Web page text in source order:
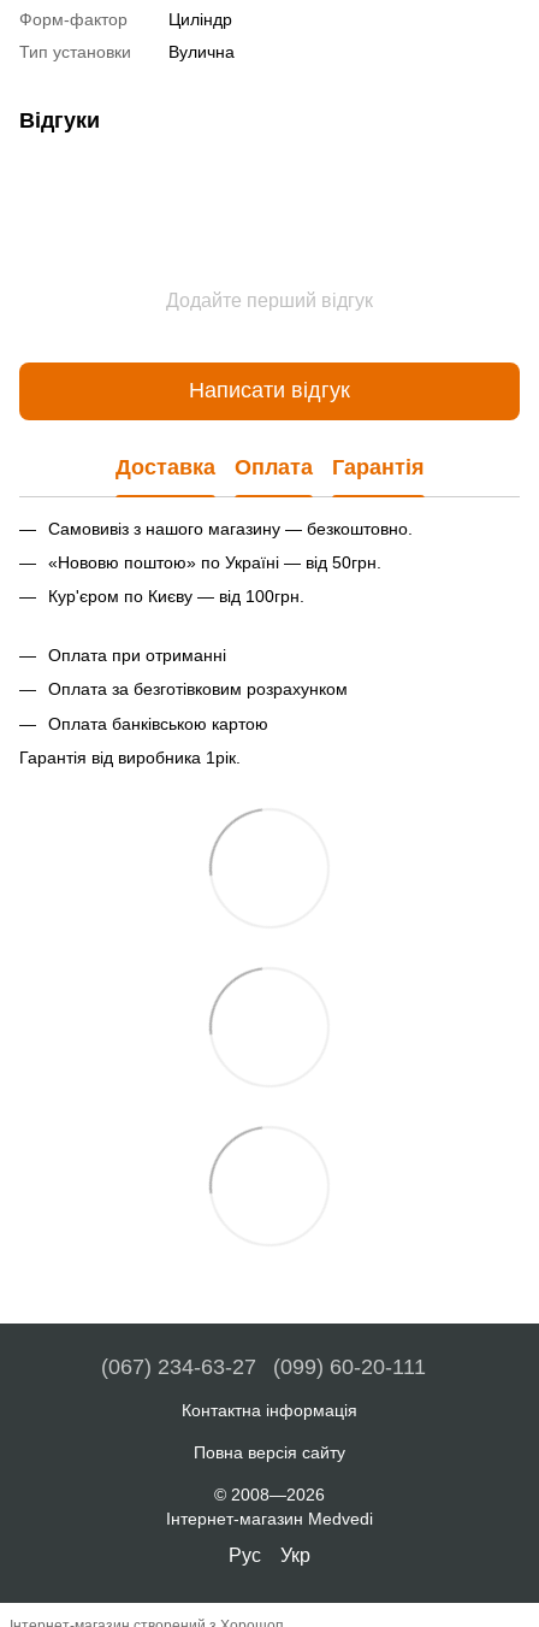
Форм-фактор
Циліндр
Тип установки
Вулична
Відгуки
Додайте перший відгук
Написати відгук
Доставка Оплата Гарантія
Самовивіз з нашого магазину — безкоштовно.
«Нововю поштою» по Україні — від 50грн.
Кур'єром по Києву — від 100грн.
Оплата при отриманні
Оплата за безготівковим розрахунком
Оплата банківською картою
Гарантія від виробника 1рiк.
(067) 234-63-27 (099) 60-20-111
Контактна інформація
Повна версія сайту
© 2008—2026
Інтернет-магазин Medvedi
Рус Укр